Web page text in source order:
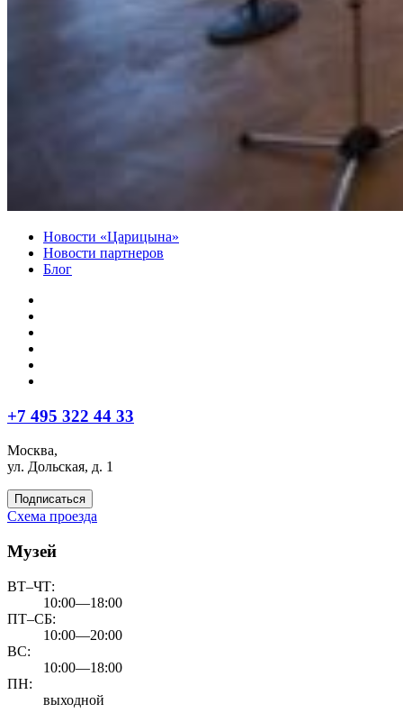
Новости «Царицына»
Новости партнеров
Блог
+7 495 322 44 33
Москва,
ул. Дольская, д. 1
Подписаться
Схема проезда
Музей
ВТ–ЧТ:
10:00—18:00
ПТ–СБ:
10:00—20:00
ВС:
10:00—18:00
ПН:
выходной